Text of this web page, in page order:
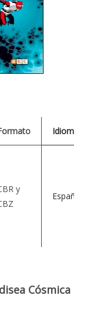
Idioma
y
Español
Cósmica